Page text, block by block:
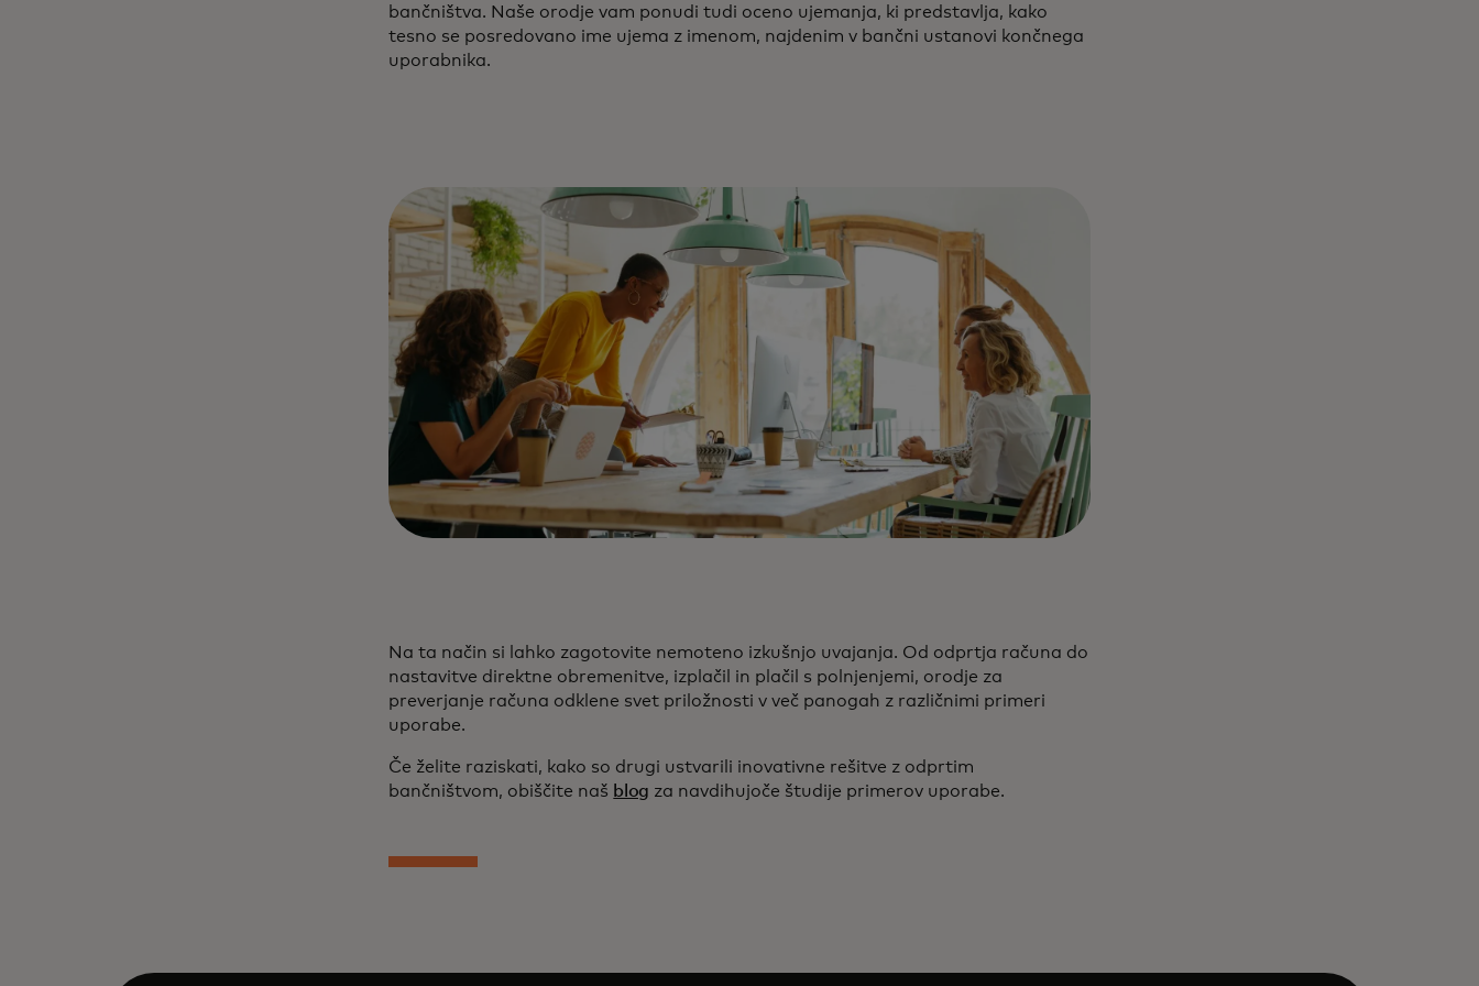
bančništva. Naše orodje vam ponudi tudi oceno ujemanja, ki predstavlja, kako
tesno se posredovano ime ujema z imenom, najdenim v bančni ustanovi končnega
uporabnika.
Na ta način si lahko zagotovite nemoteno izkušnjo uvajanja. Od odprtja računa do
nastavitve direktne obremenitve, izplačil in plačil s polnjenjemi, orodje za
preverjanje računa odklene svet priložnosti v več panogah z različnimi primeri
uporabe.
Če želite raziskati, kako so drugi ustvarili inovativne rešitve z odprtim
bančništvom, obiščite naš blog za navdihujoče študije primerov uporabe.